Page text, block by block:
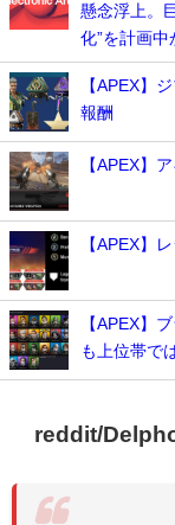
懸念浮上。
化”を計画中
【APEX】
報酬
【APEX】
【APEX】
【APEX】
も上位帯で
reddit/